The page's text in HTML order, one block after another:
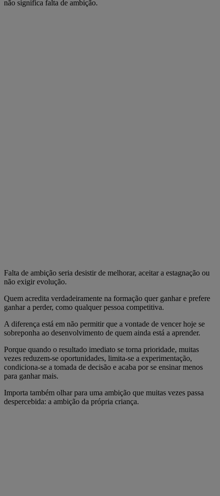
não significa falta de ambição.
Falta de ambição seria desistir de melhorar, aceitar a estagnação ou
não exigir evolução.
Quem acredita verdadeiramente na formação quer ganhar e prefere
ganhar a perder, como qualquer pessoa competitiva.
A diferença está em não permitir que a vontade de vencer hoje se
sobreponha ao desenvolvimento de quem ainda está a aprender.
Porque quando o resultado imediato se torna prioridade, muitas
vezes reduzem-se oportunidades, limita-se a experimentação,
condiciona-se a tomada de decisão e acaba por se ensinar menos
para ganhar mais.
Importa também olhar para uma ambição que muitas vezes passa
despercebida: a ambição da própria criança.